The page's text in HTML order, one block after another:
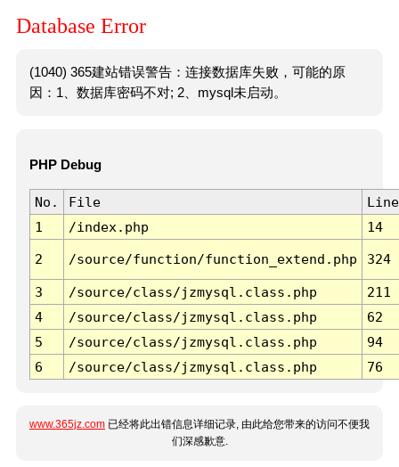
Database Error
(1040) 365建站错误警告：连接数据库失败，可能的原
因：1、数据库密码不对; 2、mysql未启动。
PHP Debug
No. File
Line
1
/index.php 14
2 /source/function/function_extend.php 324
3 /source/class/jzmysql.class.php
211
4
/source/class/jzmysql.class.php
62
5
/source/class/jzmysql.class.php
94
6
/source/class/jzmysql.class.php 76
www.365jz.com 已经将此出错信息详细记录, 由此给您带来的访问不便我
们深感歉意.